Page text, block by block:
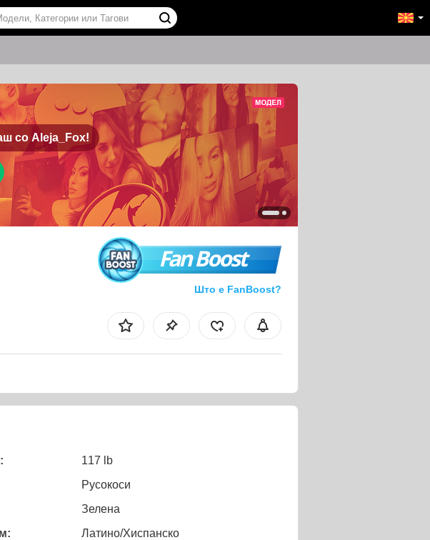
соAleja_Fox!
Fan Boost
Што е FanBoost?
117 lb
Русокоси
Зелена
Латино/Хиспанско